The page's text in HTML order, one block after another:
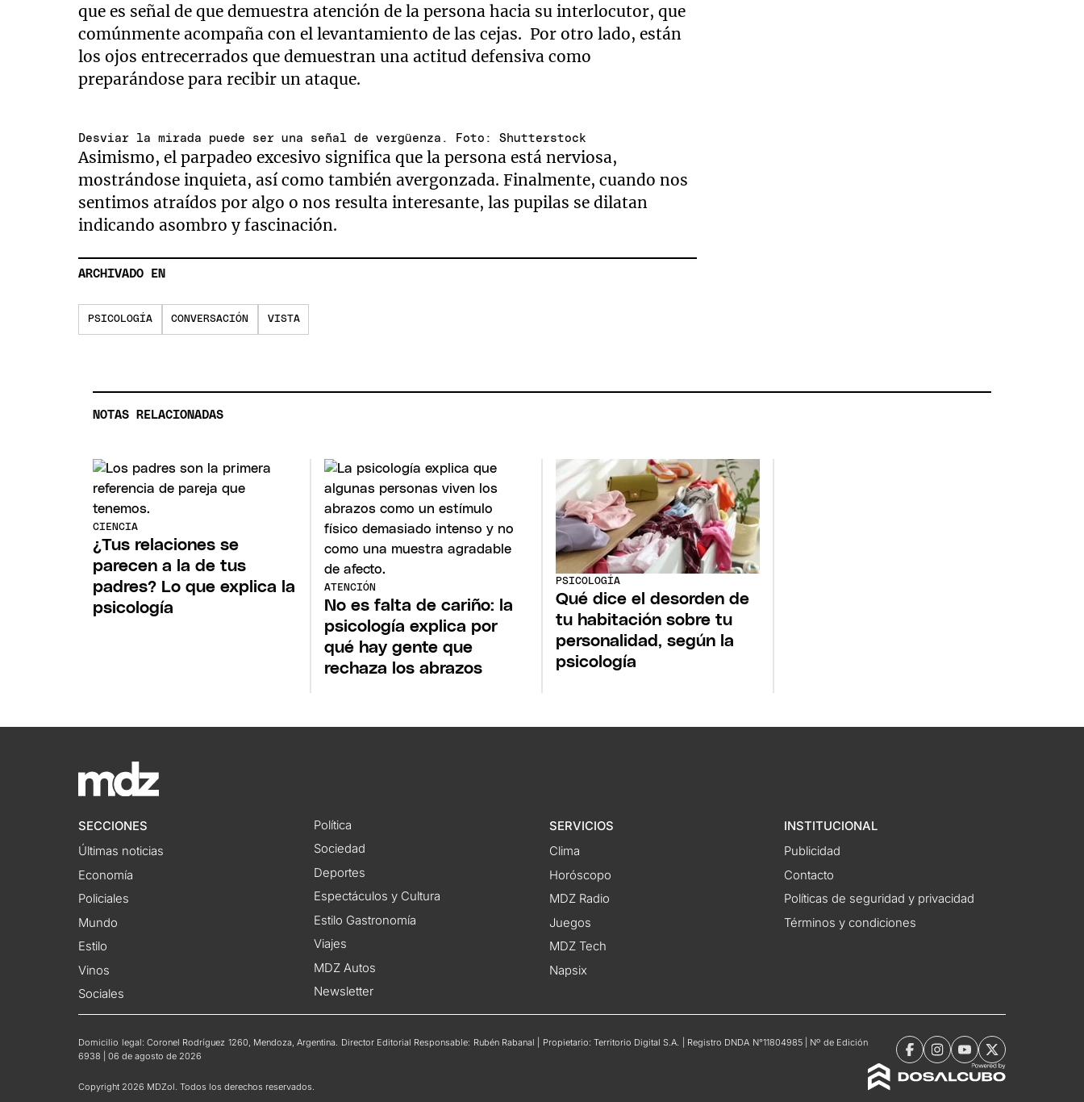
que es señal de que demuestra atención de la persona hacia su interlocutor, que
comúnmente acompaña con el levantamiento de las cejas. Por otro lado, están
los ojos entrecerrados que demuestran una actitud defensiva como
preparándose para recibir un ataque.
Desviar la mirada puede ser una señal de vergüenza. Foto: Shutterstock
Asimismo, el parpadeo excesivo significa que la persona está nerviosa,
mostrándose inquieta, así como también avergonzada. Finalmente, cuando nos
sentimos atraídos por algo o nos resulta interesante, las pupilas se dilatan
indicando asombro y fascinación.
ARCHIVADO EN
PSICOLOGÍA CONVERSACIÓN VISTA
NOTAS RELACIONADAS
CIENCIA
¿Tus relaciones se
parecen a la de tus
padres? Lo que explica la
psicología
ATENCIÓN
No es falta de cariño: la
psicología explica por
qué hay gente que
rechaza los abrazos
PSICOLOGÍA
Qué dice el desorden de
tu habitación sobre tu
personalidad, según la
psicología
SECCIONES
Últimas noticias
Economía
Policiales
Mundo
Estilo
Vinos
Sociales
Política
Sociedad
Deportes
Espectáculos y Cultura
Estilo Gastronomía
Viajes
MDZ Autos
Newsletter
SERVICIOS
Clima
Horóscopo
MDZ Radio
Juegos
MDZ Tech
Napsix
INSTITUCIONAL
Publicidad
Contacto
Políticas de seguridad y privacidad
Términos y condiciones
Domicilio legal: Coronel Rodríguez 1260, Mendoza, Argentina. Director Editorial Responsable: Rubén Rabanal | Propietario: Territorio Digital S.A. | Registro DNDA N°11804985 | Nº de Edición
6938 | 06 de agosto de 2026
Copyright 2026 MDZol. Todos los derechos reservados.